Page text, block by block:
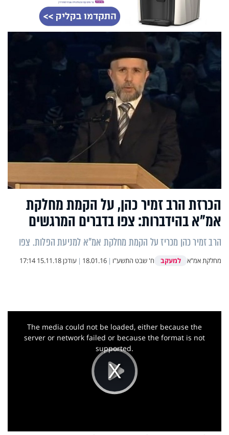
הכרזת הרב זמיר כהן, על הקמת מחלקת
אמ"א בהידברות: צפו בדברים המרגשים
הרב זמיר כהן מכריז על הקמת מחלקת אמ"א למניעת הפלות. צפו
מחלקת אמ"א למעקב ח' שבט התשע"ו |
18.01.16
| עודכן15.11.18 17:14
Play
This
The media could not be loaded, either because the
server or network failed or because the format is not
supported.